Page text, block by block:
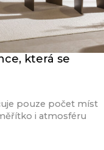
která se
pouze počet míst
i atmosféru